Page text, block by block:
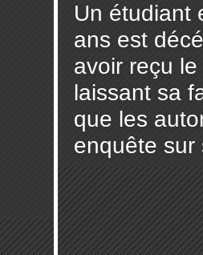
Un étudiant
ans est
avoir reçu
laissant sa
que les
enquête sur